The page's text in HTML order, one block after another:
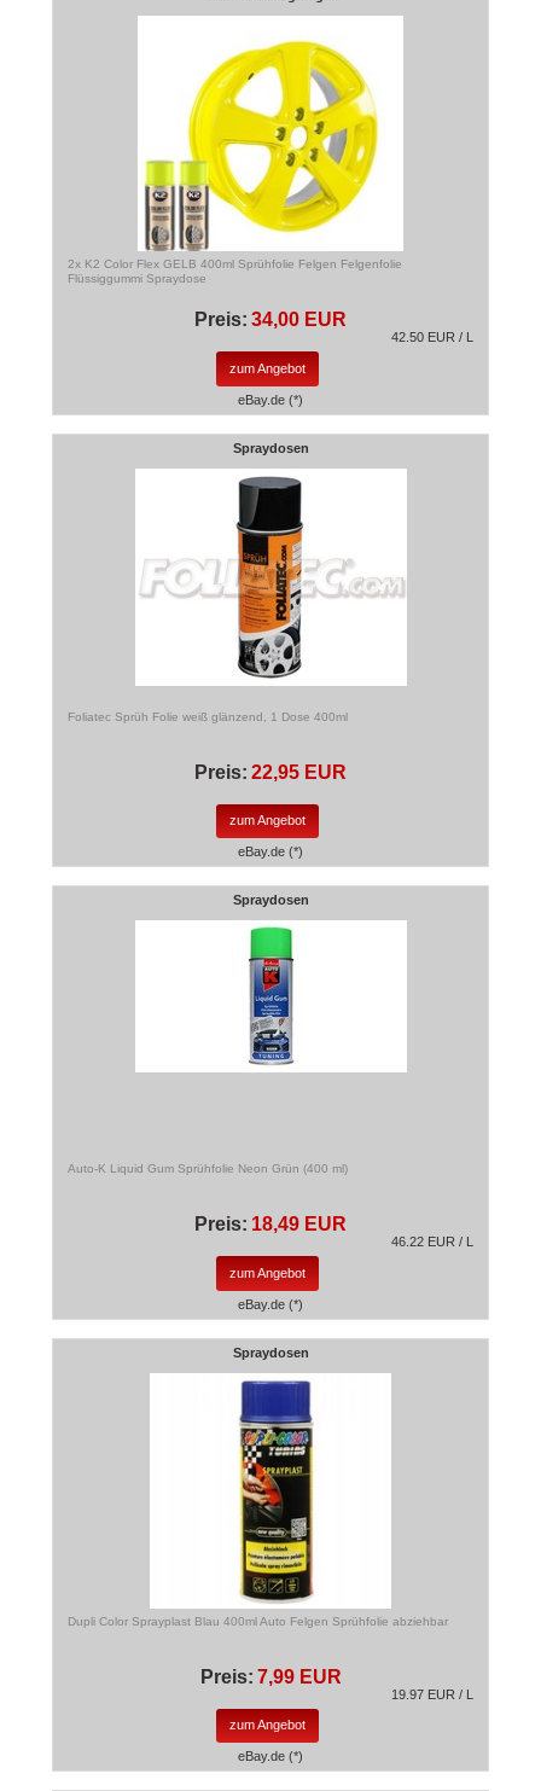
2x K2 Color Flex GELB 400ml Sprühfolie Felgen Felgenfolie
Flüssiggummi Spraydose
Preis: 34,00 EUR
42.50 EUR / L
zum Angebot
eBay.de (*)
Spraydosen
Foliatec Sprüh Folie weiß glänzend, 1 Dose 400ml
Preis: 22,95 EUR
zum Angebot
eBay.de (*)
Spraydosen
Auto-K Liquid Gum Sprühfolie Neon Grün (400 ml)
Preis: 18,49 EUR
46.22 EUR / L
zum Angebot
eBay.de (*)
Spraydosen
Dupli Color Sprayplast Blau 400ml Auto Felgen Sprühfolie abziehbar
Preis: 7,99 EUR
19.97 EUR / L
zum Angebot
eBay.de (*)